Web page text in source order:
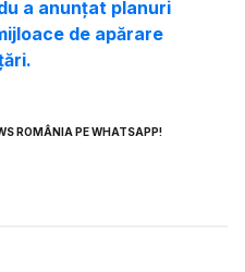
a anunțat planuri
de apărare
ROMÂNIA PE WHATSAPP!